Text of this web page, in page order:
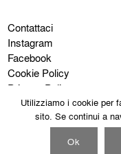
Contattaci
Instagram
Facebook
Cookie Policy
Privacy Policy
Utilizziamo i cookie per
sito. Se continui a
Ok